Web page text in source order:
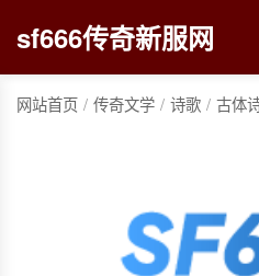
sf666传奇新服网
网站首页 / 传奇文学 / 诗歌 / 古体